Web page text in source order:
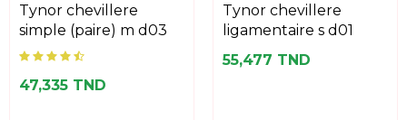
tynor chevillere
simple (paire) m d03
47,335 TND
tynor chevillere
ligamentaire s d01
55,477 TND